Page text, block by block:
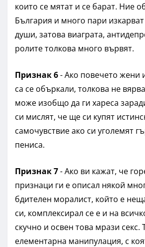
които се мятат и се барат. Ние
България и много пари
души, затова виаграта,
ролите толкова много вървят.
Признак 6- Ако повечето жени
са се объркали, толкова не
може изобщо да ги хареса
си мислят, че ще си купят
самочувствие ако си уголемят
пениса.
Признак 7-Ако ви кажат, че
признаци ги е описал някой
бдителен моралист, който е
си, комплексирал се е и на
скучно и освен това мрази секс.
елементарна манипулация, с